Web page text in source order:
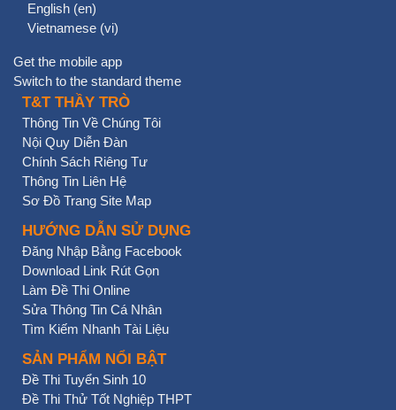
English ‎(en)‎
Vietnamese ‎(vi)‎
Get the mobile app
Switch to the standard theme
T&T THẦY TRÒ
Thông Tin Về Chúng Tôi
Nội Quy Diễn Đàn
Chính Sách Riêng Tư
Thông Tin Liên Hệ
Sơ Đồ Trang Site Map
HƯỚNG DẪN SỬ DỤNG
Đăng Nhập Bằng Facebook
Download Link Rút Gọn
Làm Đề Thi Online
Sửa Thông Tin Cá Nhân
Tìm Kiếm Nhanh Tài Liệu
SẢN PHẨM NỔI BẬT
Đề Thi Tuyển Sinh 10
Đề Thi Thử Tốt Nghiệp THPT